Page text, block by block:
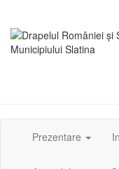
Prezentare